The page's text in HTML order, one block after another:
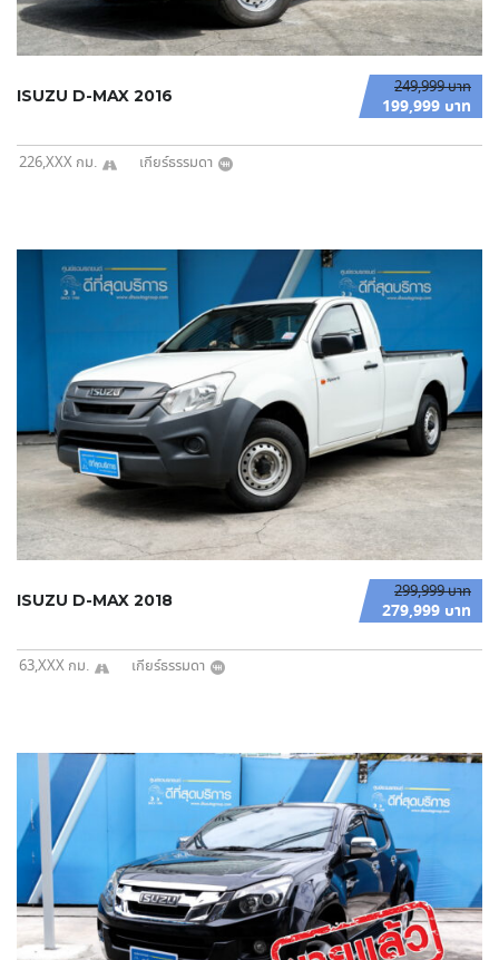
249,999 บาท
199,999 บาท
ISUZU D-MAX 2016
226,XXX กม. เกียร์ธรรมดา
299,999 บาท
279,999 บาท
ISUZU D-MAX 2018
63,XXX กม. เกียร์ธรรมดา